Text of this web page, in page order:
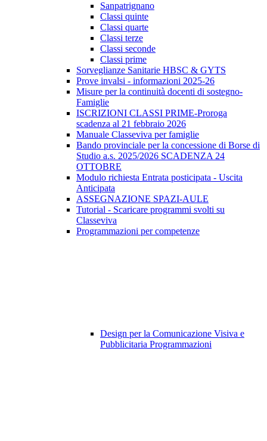
Sanpatrignano
Classi quinte
Classi quarte
Classi terze
Classi seconde
Classi prime
Sorveglianze Sanitarie HBSC & GYTS
Prove invalsi - informazioni 2025-26
Misure per la continuità docenti di sostegno-
Famiglie
ISCRIZIONI CLASSI PRIME-Proroga
scadenza al 21 febbraio 2026
Manuale Classeviva per famiglie
Bando provinciale per la concessione di Borse di
Studio a.s. 2025/2026 SCADENZA 24
OTTOBRE
Modulo richiesta Entrata posticipata - Uscita
Anticipata
ASSEGNAZIONE SPAZI-AULE
Tutorial - Scaricare programmi svolti su
Classeviva
Programmazioni per competenze
Design per la Comunicazione Visiva e
Pubblicitaria Programmazioni